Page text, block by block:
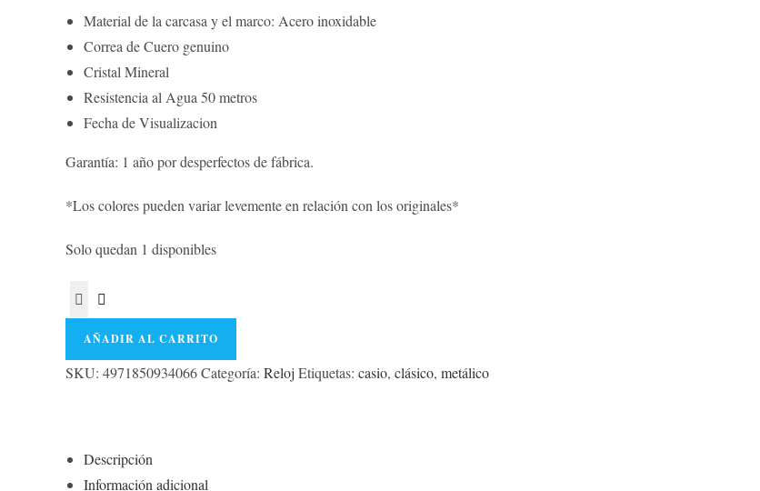
Material de la carcasa y el marco: Acero inoxidable
Correa de Cuero genuino
Cristal Mineral
Resistencia al Agua 50 metros
Fecha de Visualizacion
Garantía: 1 año por desperfectos de fábrica.
*Los colores pueden variar levemente en relación con los originales*
Solo quedan 1 disponibles
AÑADIR AL CARRITO
SKU: 4971850934066Categoría: Reloj Etiquetas: casio, clásico, metálico
Descripción
Información adicional